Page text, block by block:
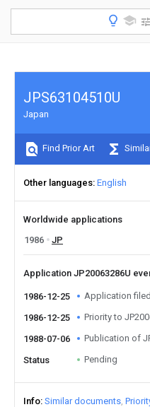
JPS63104510U
Japan
Find Prior Art
Other languages English
Worldwide applications
1986
JP
Application JP20063286U
1986-12-25 Application filed
1986-12-25 Priority to
1988-07-06 Publication of
Status Pending
Info Similar documents